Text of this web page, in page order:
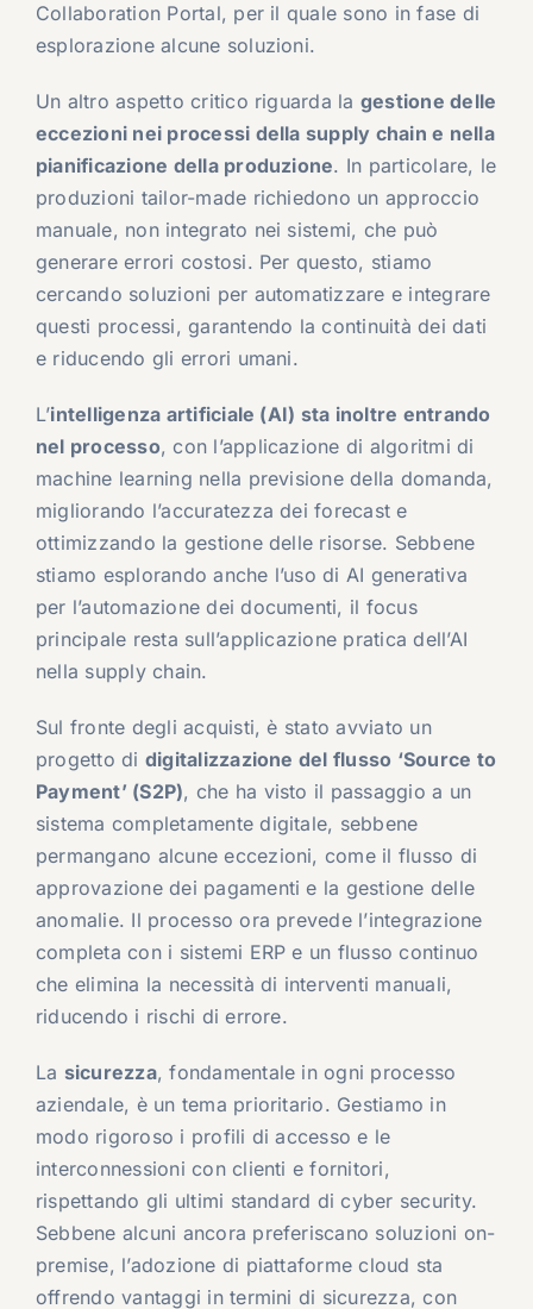
Collaboration Portal, per il quale sono in fase di
esplorazione alcune soluzioni.
Un altro aspetto critico riguarda la gestione delle
eccezioni nei processi della supply chain e nella
pianificazione della produzione. In particolare, le
produzioni tailor-made richiedono un approccio
manuale, non integrato nei sistemi, che può
generare errori costosi. Per questo, stiamo
cercando soluzioni per automatizzare e integrare
questi processi, garantendo la continuità dei dati
e riducendo gli errori umani.
L’intelligenza artificiale (AI) sta inoltre entrando
nel processo, con l’applicazione di algoritmi di
machine learning nella previsione della domanda,
migliorando l’accuratezza dei forecast e
ottimizzando la gestione delle risorse. Sebbene
stiamo esplorando anche l’uso di AI generativa
per l’automazione dei documenti, il focus
principale resta sull’applicazione pratica dell’AI
nella supply chain.
Sul fronte degli acquisti, è stato avviato un
progetto di digitalizzazione del flusso ‘Source to
Payment’ (S2P), che ha visto il passaggio a un
sistema completamente digitale, sebbene
permangano alcune eccezioni, come il flusso di
approvazione dei pagamenti e la gestione delle
anomalie. Il processo ora prevede l’integrazione
completa con i sistemi ERP e un flusso continuo
che elimina la necessità di interventi manuali,
riducendo i rischi di errore.
La sicurezza, fondamentale in ogni processo
aziendale, è un tema prioritario. Gestiamo in
modo rigoroso i profili di accesso e le
interconnessioni con clienti e fornitori,
rispettando gli ultimi standard di cyber security.
Sebbene alcuni ancora preferiscano soluzioni on-
premise, l’adozione di piattaforme cloud sta
offrendo vantaggi in termini di sicurezza, con